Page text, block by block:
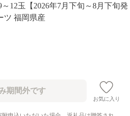
12玉【2026年7月下旬～8月下旬発
ツ 福岡県産
お気に入り